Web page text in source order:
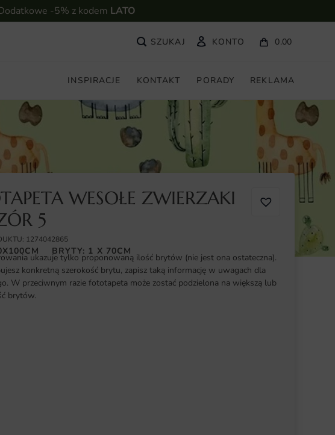
-5% z kodem LATO
KONTO 0.00
INSPIRACJE KONTAKT PORADY REKLAMA
WESOŁE ZWIERZAKI
5
1274042865
BRYTY: 1 X 70CM
ukazuje tylko proponowaną ilość brytów (nie jest ona ostateczna).
konkretną szerokość brytu, zapisz taką informację w uwagach dla
W przeciwnym razie fototapeta może zostać podzielona na większą lub
brytów.